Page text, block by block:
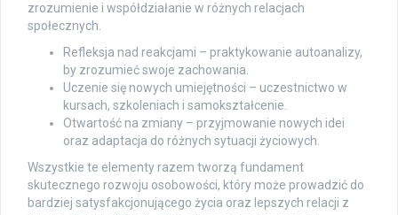
zrozumienie i współdziałanie w różnych relacjach
społecznych.
Refleksja nad reakcjami – praktykowanie autoanalizy,
by zrozumieć swoje zachowania.
Uczenie się nowych umiejętności – uczestnictwo w
kursach, szkoleniach i samokształcenie.
Otwartość na zmiany – przyjmowanie nowych idei
oraz adaptacja do różnych sytuacji życiowych.
Wszystkie te elementy razem tworzą fundament
skutecznego rozwoju osobowości, który może prowadzić do
bardziej satysfakcjonującego życia oraz lepszych relacji z